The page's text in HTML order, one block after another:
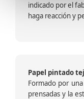
indicado por el
haga reacción y
Papel pintado
Formado por
prensadas y la